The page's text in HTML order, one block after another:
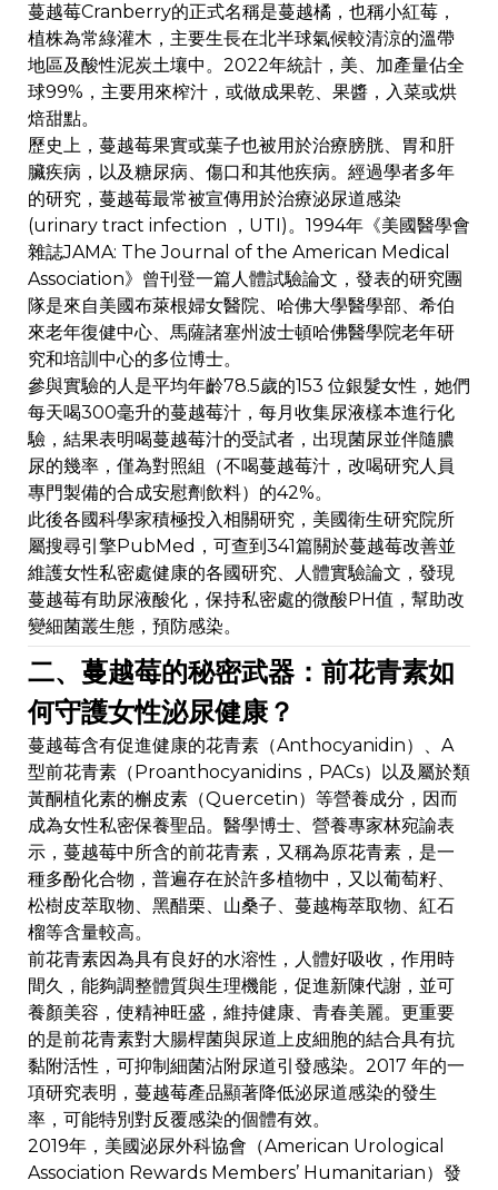
蔓越莓Cranberry的正式名稱是蔓越橘，也稱小紅莓，
植株為常綠灌木，主要生長在北半球氣候較清涼的溫帶
地區及酸性泥炭土壤中。2022年統計，美、加產量佔全
球99%，主要用來榨汁，或做成果乾、果醬，入菜或烘
焙甜點。
歷史上，蔓越莓果實或葉子也被用於治療膀胱、胃和肝
臟疾病，以及糖尿病、傷口和其他疾病。經過學者多年
的研究，蔓越莓最常被宣傳用於治療泌尿道感染
(urinary tract infection ，UTI)。1994年《美國醫學會
雜誌JAMA: The Journal of the American Medical
Association》曾刊登一篇人體試驗論文，發表的研究團
隊是來自美國布萊根婦女醫院、哈佛大學醫學部、希伯
來老年復健中心、馬薩諸塞州波士頓哈佛醫學院老年研
究和培訓中心的多位博士。
參與實驗的人是平均年齡78.5歲的153 位銀髮女性，她們
每天喝300毫升的蔓越莓汁，每月收集尿液樣本進行化
驗，結果表明喝蔓越莓汁的受試者，出現菌尿並伴隨膿
尿的幾率，僅為對照組（不喝蔓越莓汁，改喝研究人員
專門製備的合成安慰劑飲料）的42%。
此後各國科學家積極投入相關研究，美國衛生研究院所
屬搜尋引擎PubMed，可查到341篇關於蔓越莓改善並
維護女性私密處健康的各國研究、人體實驗論文，發現
蔓越莓有助尿液酸化，保持私密處的微酸PH值，幫助改
變細菌叢生態，預防感染。
二、蔓越莓的秘密武器：前花青素如
何守護女性泌尿健康？
蔓越莓含有促進健康的花青素（Anthocyanidin）、A
型前花青素（Proanthocyanidins，PACs）以及屬於類
黃酮植化素的槲皮素（Quercetin）等營養成分，因而
成為女性私密保養聖品。醫學博士、營養專家林宛諭表
示，蔓越莓中所含的前花青素，又稱為原花青素，是一
種多酚化合物，普遍存在於許多植物中，又以葡萄籽、
松樹皮萃取物、黑醋栗、山桑子、蔓越梅萃取物、紅石
榴等含量較高。
前花青素因為具有良好的水溶性，人體好吸收，作用時
間久，能夠調整體質與生理機能，促進新陳代謝，並可
養顏美容，使精神旺盛，維持健康、青春美麗。更重要
的是前花青素對大腸桿菌與尿道上皮細胞的結合具有抗
黏附活性，可抑制細菌沾附尿道引發感染。2017 年的一
項研究表明，蔓越莓產品顯著降低泌尿道感染的發生
率，可能特別對反覆感染的個體有效。
2019年，美國泌尿外科協會（American Urological
Association Rewards Members’ Humanitarian）發